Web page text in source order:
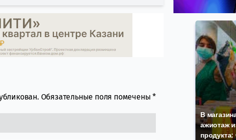
Обязательные поля помечены*
В
ажиотаж
продукта: